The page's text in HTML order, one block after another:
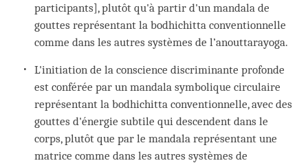
participants], plutôt qu'à partir d'un mandala de
gouttes représentant la bodhichitta conventionnelle
comme dans les autres systèmes de l’anouttarayoga.
L'initiation de la conscience discriminante profonde
est conférée par un mandala symbolique circulaire
représentant la bodhichitta conventionnelle, avec des
gouttes d'énergie subtile qui descendent dans le
corps, plutôt que par le mandala représentant une
matrice comme dans les autres systèmes de